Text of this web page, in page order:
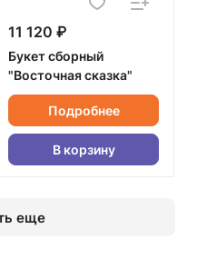
11 120 ₽
Букет сборный
"Восточная сказка"
Подробнее
В корзину
еще